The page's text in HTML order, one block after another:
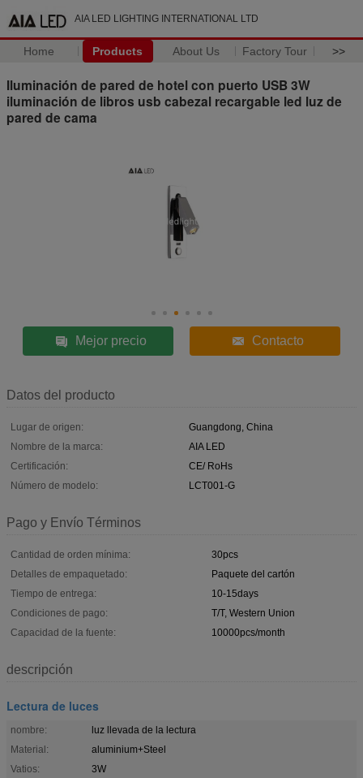
AIA LED LIGHTING INTERNATIONAL LTD
Home Products About Us Factory Tour >>
Iluminación de pared de hotel con puerto USB 3W
iluminación de libros usb cabezal recargable led luz de
pared de cama
Mejor precio Contacto
Datos del producto
Lugar de origen:
Guangdong, China
Nombre de la marca:
AIA LED
Certificación:
CE/ RoHs
Número de modelo:
LCT001-G
Pago y Envío Términos
Cantidad de orden mínima:
30pcs
Detalles de empaquetado:
Paquete del cartón
Tiempo de entrega:
10-15days
Condiciones de pago:
T/T, Western Union
Capacidad de la fuente:
10000pcs/month
descripción
Lectura de luces
nombre:
luz llevada de la lectura
Material:
aluminium+Steel
Vatios:
3W